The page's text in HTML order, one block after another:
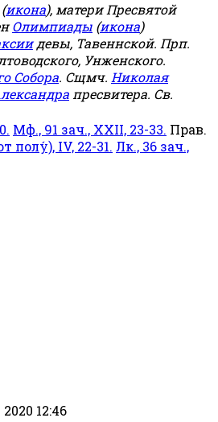
(икона), матери Пресвятой
Олимпиады (икона)
девы, Тавеннской. Прп.
Унженского.
Собора. Сщмч. Николая
пресвитера. Св.
Мф., 91 зач., XXII, 23-33. Прав.
полу́), IV, 22-31. Лк., 36 зач.,
12:46